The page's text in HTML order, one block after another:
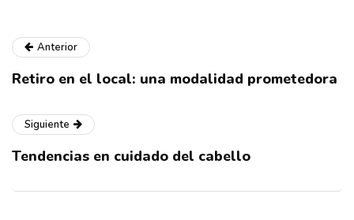
Anterior
Retiro en el local: una modalidad prometedora
Siguiente
Tendencias en cuidado del cabello